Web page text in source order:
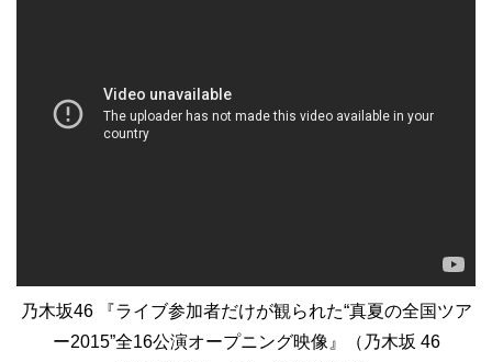
乃木坂46 『ライブ参加者だけが観られた“真夏の全国ツア
ー2015”全16公演オープニング映像』（乃木坂 46